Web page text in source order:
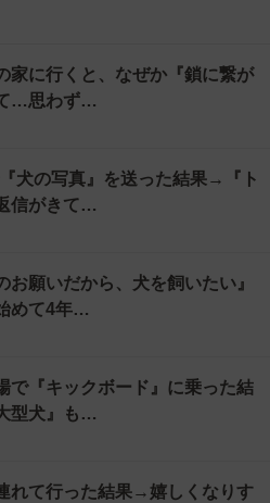
家に行くと、なぜか『鎖に繋が
…思わず…
犬の写真』を送った結果→『ト
信がきて…
お願いだから、犬を飼いたい』
めて4年…
で『キックボード』に乗った結
型犬』も…
れて行った結果→嬉しくなりす